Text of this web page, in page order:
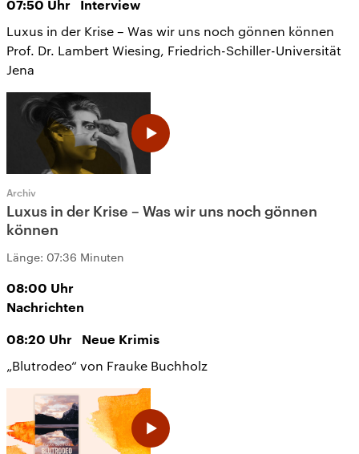
07:50 Uhr Interview
Luxus in der Krise – Was wir uns noch gönnen können
Prof. Dr. Lambert Wiesing, Friedrich-Schiller-Universität
Jena
Archiv
Luxus in der Krise – Was wir uns noch gönnen
können
Länge: 07:36 Minuten
08:00 Uhr
Nachrichten
08:20 Uhr Neue Krimis
„Blutrodeo“ von Frauke Buchholz